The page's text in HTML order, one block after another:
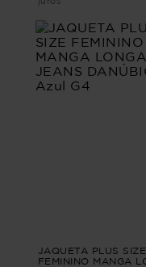
JAQUETA PLUS SIZE
FEMININO MANGA